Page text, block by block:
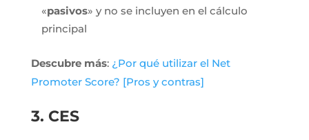
«pasivos» y no se incluyen en el cálculo
principal
Descubre más: ¿Por qué utilizar el Net
Promoter Score? [Pros y contras]
3. CES